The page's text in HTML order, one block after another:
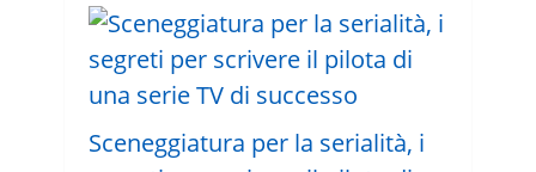
Sceneggiatura per la serialità, i